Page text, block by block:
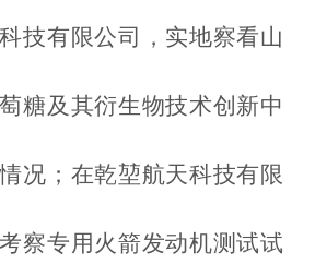
技有限公司，实地察看山
糖及其衍生物技术创新中
况；在乾堃航天科技有限
察专用火箭发动机测试试